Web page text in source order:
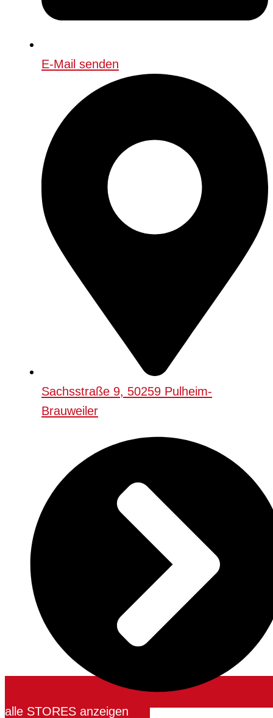
E-Mail senden
Sachsstraße 9, 50259 Pulheim-
Brauweiler
alle STORES anzeigen